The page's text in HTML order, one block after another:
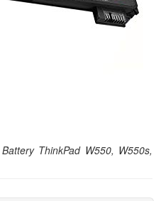
ThinkPad W550, W550s,